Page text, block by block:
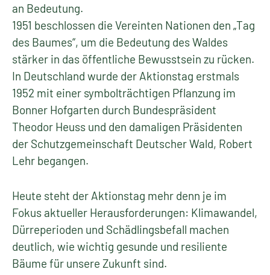
an Bedeutung.
1951 beschlossen die Vereinten Nationen den „Tag
des Baumes“, um die Bedeutung des Waldes
stärker in das öffentliche Bewusstsein zu rücken.
In Deutschland wurde der Aktionstag erstmals
1952 mit einer symbolträchtigen Pflanzung im
Bonner Hofgarten durch Bundespräsident
Theodor Heuss und den damaligen Präsidenten
der Schutzgemeinschaft Deutscher Wald, Robert
Lehr begangen.
Heute steht der Aktionstag mehr denn je im
Fokus aktueller Herausforderungen: Klimawandel,
Dürreperioden und Schädlingsbefall machen
deutlich, wie wichtig gesunde und resiliente
Bäume für unsere Zukunft sind.